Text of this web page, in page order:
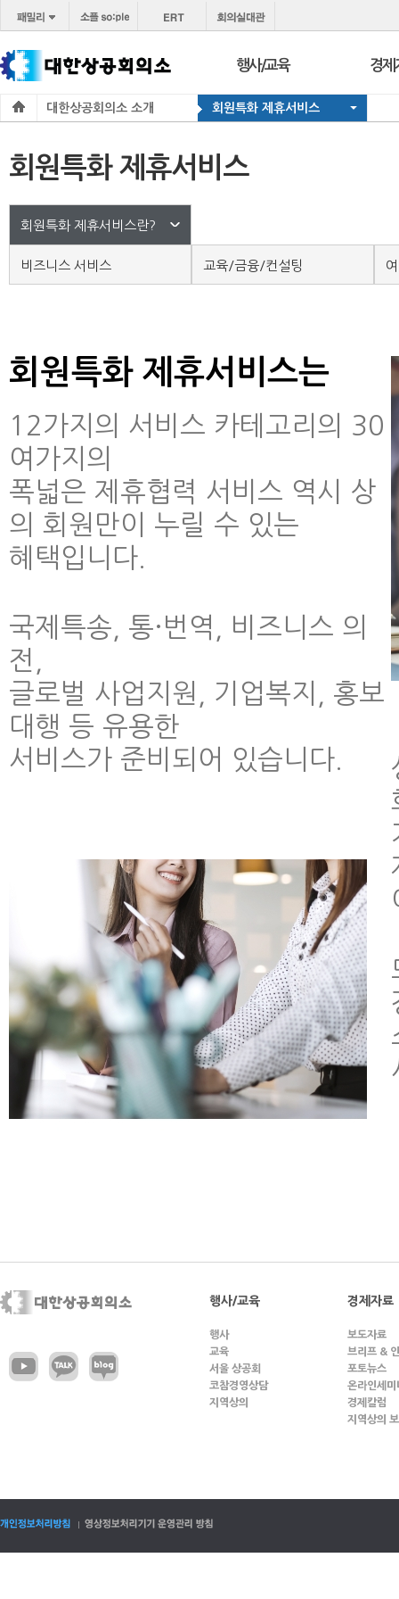
행사/교육
행사
서울 상공회
경제
지역
대한상공회의소 소개 회원특화 제휴서비스
회원특화 제휴서비스
행사/교육
행사
교육
서울 상공회
코참경영상담
지역상의
경제자료
보도자료
브리프 &
포토뉴스
온라인세미
경제칼럼
지역상의